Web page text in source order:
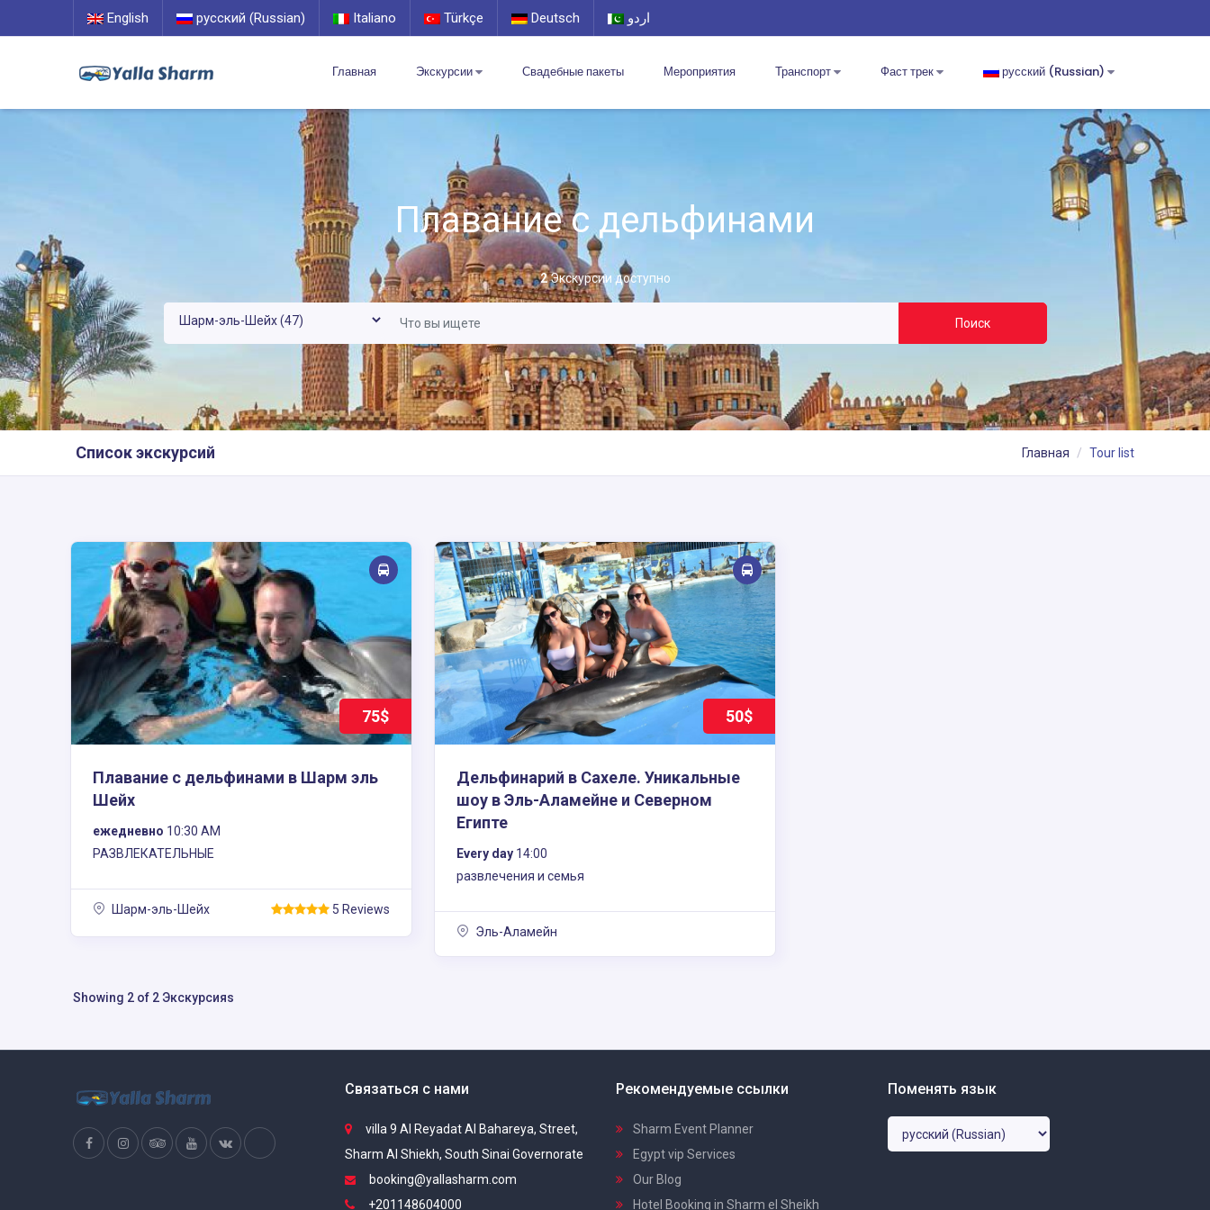
English русский (Russian) Italiano Türkçe Deutsch اردو
Главная Экскурсии Свадебные пакеты Мероприятия Транспорт Фаст трек русский (Russian)
Плавание с дельфинами
2Экскурсии доступно
Поиск
Список экскурсий Главная Tour list
75$
Плавание с дельфинами в Шарм эль
Шейх
ежедневно 10:30 AM
РАЗВЛЕКАТЕЛЬНЫЕ
Шарм-эль-Шейх 5 Reviews
50$
Дельфинарий в Сахеле. Уникальные
шоу в Эль-Аламейне и Северном
Египте
Every day 14:00
развлечения и семья
Эль-Аламейн
Showing 2 of 2 Экскурсияs
Связаться с нами
villa 9 Al Reyadat Al Bahareya, Street,
Sharm Al Shiekh, South Sinai Governorate
booking@yallasharm.com
+201148604000
Рекомендуемые ссылки
Sharm Event Planner
Egypt vip Services
Our Blog
Hotel Booking in Sharm el Sheikh
Поменять язык